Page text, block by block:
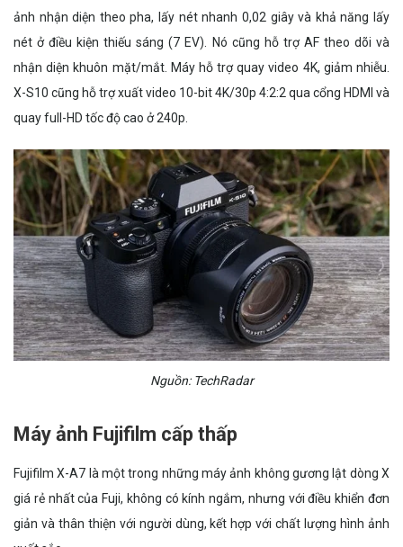
ảnh nhận diện theo pha, lấy nét nhanh 0,02 giây và khả năng lấy
nét ở điều kiện thiếu sáng (7 EV). Nó cũng hỗ trợ AF theo dõi và
nhận diện khuôn mặt/mắt. Máy hỗ trợ quay video 4K, giảm nhiễu.
X-S10 cũng hỗ trợ xuất video 10-bit 4K/30p 4:2:2 qua cổng HDMI và
quay full-HD tốc độ cao ở 240p.
Nguồn: TechRadar
Máy ảnh Fujifilm cấp thấp
Fujifilm X-A7 là một trong những máy ảnh không gương lật dòng X
giá rẻ nhất của Fuji, không có kính ngắm, nhưng với điều khiển đơn
giản và thân thiện với người dùng, kết hợp với chất lượng hình ảnh